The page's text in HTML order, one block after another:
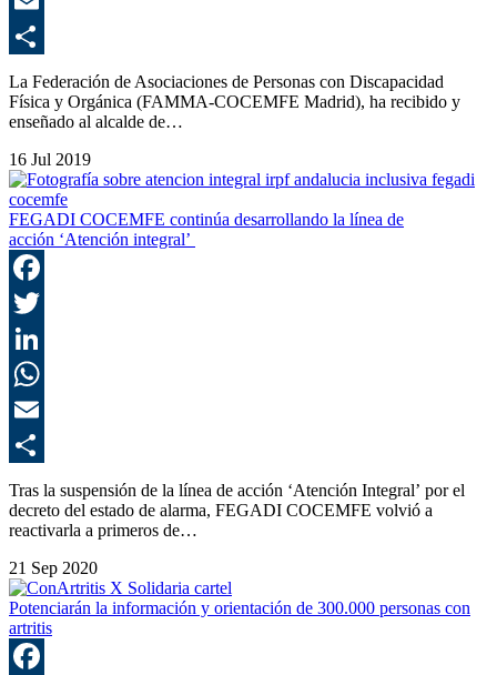
La Federación de Asociaciones de Personas con Discapacidad
Física y Orgánica (FAMMA-COCEMFE Madrid), ha recibido y
enseñado al alcalde de…
16 Jul 2019
FEGADI COCEMFE continúa desarrollando la línea de
acción ‘Atención integral’
Tras la suspensión de la línea de acción ‘Atención Integral’ por el
decreto del estado de alarma, FEGADI COCEMFE volvió a
reactivarla a primeros de…
21 Sep 2020
Potenciarán la información y orientación de 300.000 personas con
artritis